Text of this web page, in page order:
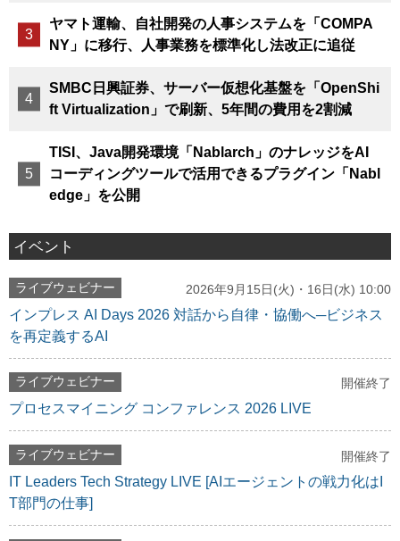
ヤマト運輸、自社開発の人事システムを「COMPA
NY」に移行、人事業務を標準化し法改正に追従
SMBC日興証券、サーバー仮想化基盤を「OpenShi
ft Virtualization」で刷新、5年間の費用を2割減
TISI、Java開発環境「Nablarch」のナレッジをAI
コーディングツールで活用できるプラグイン「Nabl
edge」を公開
イベント
ライブウェビナー 2026年9月15日(火)・16日(水) 10:00
インプレス AI Days 2026 対話から自律・協働へ─ビジネス
を再定義するAI
ライブウェビナー 開催終了
プロセスマイニング コンファレンス 2026 LIVE
ライブウェビナー 開催終了
IT Leaders Tech Strategy LIVE [AIエージェントの戦力化はI
T部門の仕事]